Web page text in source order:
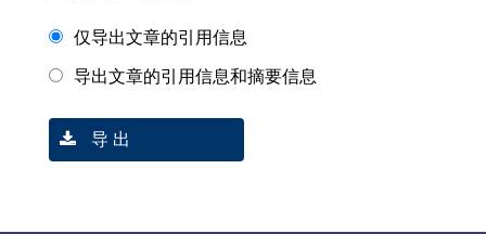
仅导出文章的引用信息
导出文章的引用信息和摘要信息
导 出